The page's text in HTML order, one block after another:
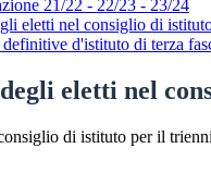
21/22 - 22/23 - 23/24
eletti nel consiglio di
d'istituto di terza
eletti nel
di istituto per il